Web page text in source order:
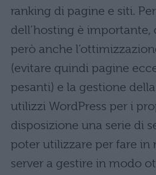
ranking di pagine e siti.
dell’hosting è importante,
però anche
(evitare quindi pagine
pesanti) e la gestione
utilizzi WordPress per i
disposizione una serie di
poter utilizzare per fare in
server a gestire in modo